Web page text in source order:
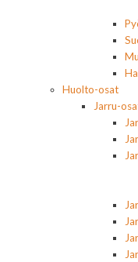
Huolto-osat
Jarru-